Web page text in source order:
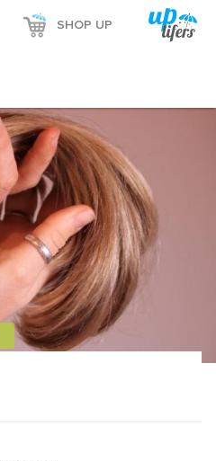
SHOP UP